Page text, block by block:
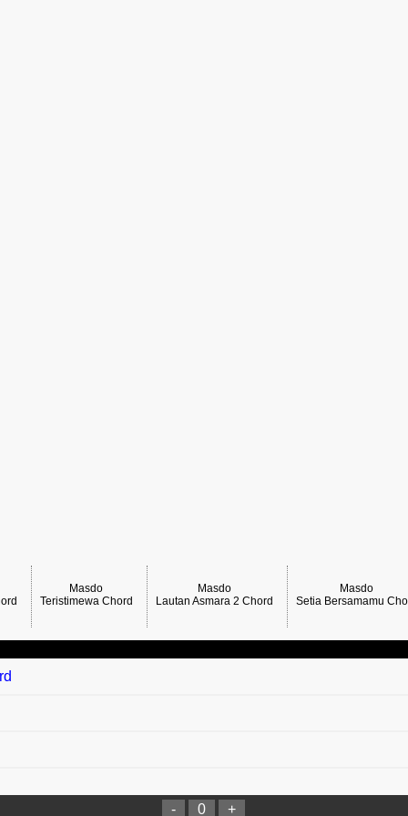
Masdo
Teristimewa Chord
Masdo
Lautan Asmara 2 Chord
Masdo
Setia Bersamamu
- 0 +